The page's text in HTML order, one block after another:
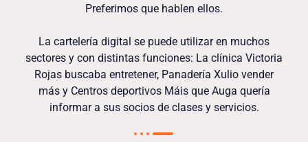
Preferimos que hablen ellos.
La cartelería digital se puede utilizar en muchos
sectores y con distintas funciones: La clínica Victoria
Rojas buscaba entretener, Panadería Xulio vender
más y Centros deportivos Máis que Auga quería
informar a sus socios de clases y servicios.